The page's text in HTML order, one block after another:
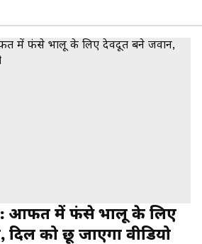
आफत में फंसे भालू के लिए
को छू जाएगा वीडियो